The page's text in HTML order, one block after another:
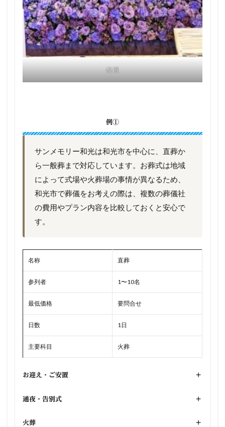
祭壇
例①
サンメモリー和光は和光市を中心に、直葬か
ら一般葬まで対応しています。お葬式は地域
によって式場や火葬場の事情が異なるため、
和光市で葬儀をお考えの際は、複数の葬儀社
の費用やプラン内容を比較しておくと安心で
す。
名称 直葬
参列者 1〜10名
最低価格 要問合せ
日数 1日
主要科目 火葬
お迎え・ご安置 +
通夜・告別式 +
火葬
+